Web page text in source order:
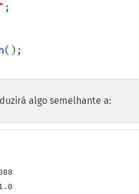
;
algo semelhante a: